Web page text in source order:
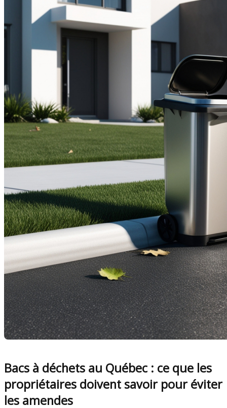
Bacs à déchets au Québec : ce que les
propriétaires doivent savoir pour éviter
les amendes